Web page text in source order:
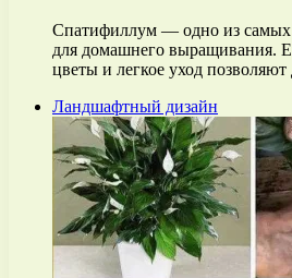
Спатифиллум — одно из самых
для домашнего выращивания.
цветы и легкое уход
Ландшафтный дизайн